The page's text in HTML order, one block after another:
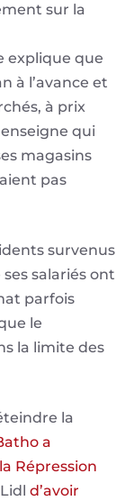
sur la
explique que
à l’avance et
à prix
qui
magasins
pas
survenus
salariés ont
parfois
le
la limite des
la
a
Répression
d’avoir